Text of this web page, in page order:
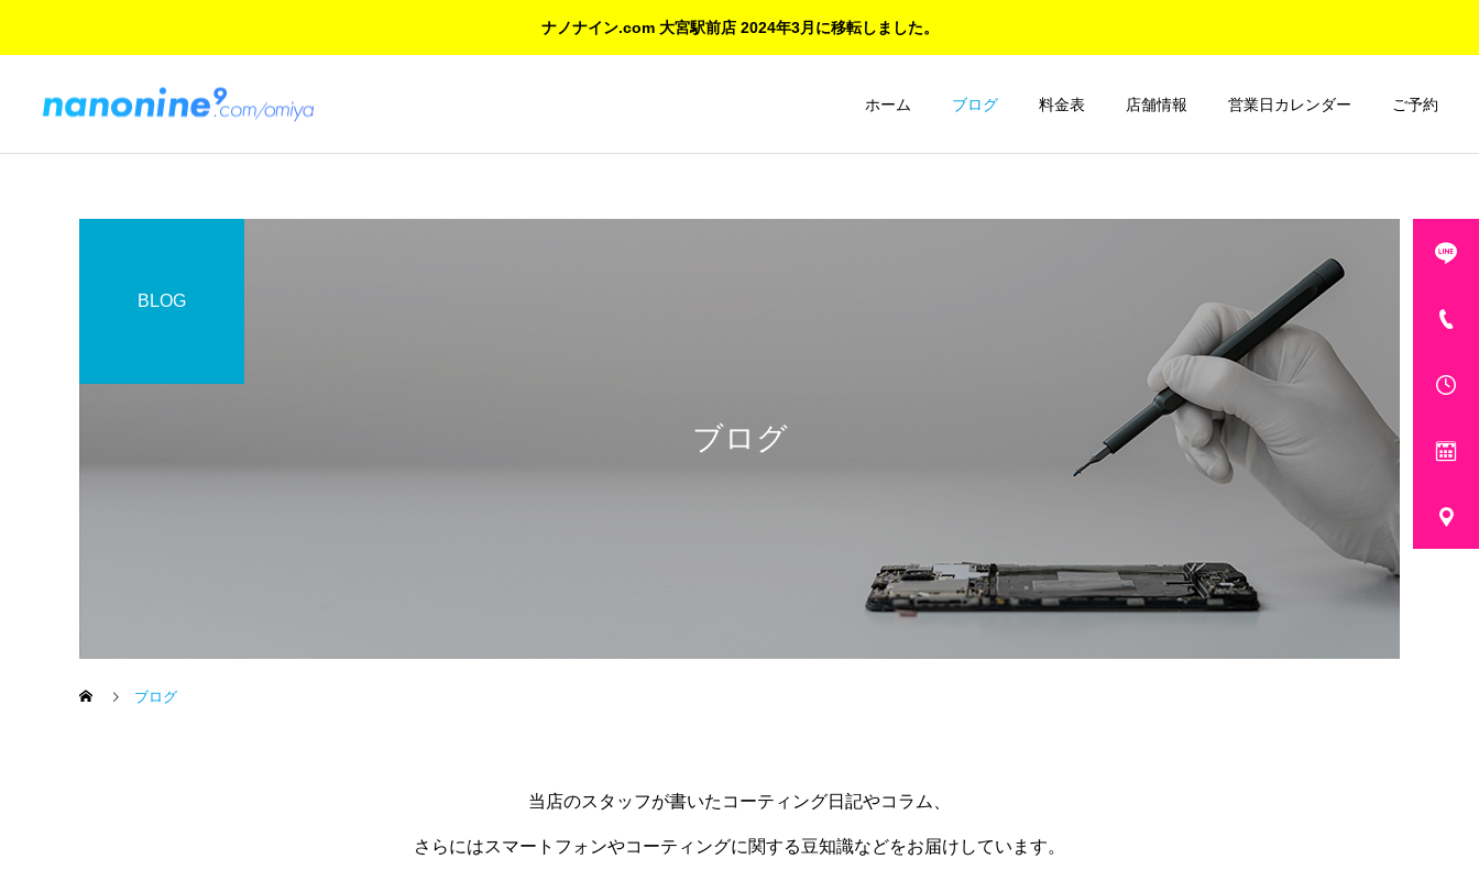
ナノナイン.com 大宮駅前店 2024年3月に移転しました。
ホーム ブログ 料金表 店舗情報 営業日カレンダー ご予約
Googleの新製品発表：
ナノナイン.com大宮マルイ
店おすすめのコーティング
対象デバイスTOP3！
ご紹介とお知らせ
ナノナイン.com 大宮マル
イ店 店舗移転のお知らせ
ブログ
BLOG
ブログ
当店のスタッフが書いたコーティング日記やコラム、
さらにはスマートフォンやコーティングに関する豆知識などをお届けしています。